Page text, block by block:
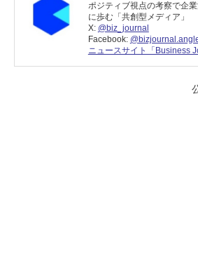
ポジティブ視点の考察で企
に歩む「共創型メディア」
X: @biz_journal
Facebook:
ニュースサイト「Business